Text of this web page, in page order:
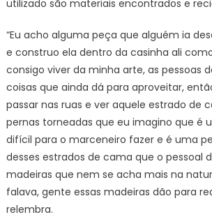
utilizado são materiais encontrados e
“Eu acho alguma peça que alguém ia
e construo ela dentro da casinha ali
consigo viver da minha arte, as pessoas
coisas que ainda dá para aproveitar,
passar nas ruas e ver aquele estrado de
pernas torneadas que eu imagino que é
difícil para o marceneiro fazer e é uma
desses estrados de cama que o pessoal
madeiras que nem se acha mais na
falava, gente essas madeiras dão para
relembra.